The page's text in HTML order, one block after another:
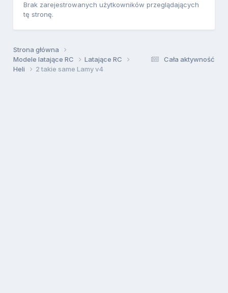
Brak zarejestrowanych użytkowników przeglądających
tę stronę.
Cała aktywność
Strona główna
Modele latające RC
Latające RC
Heli
2 takie same Lamy v4